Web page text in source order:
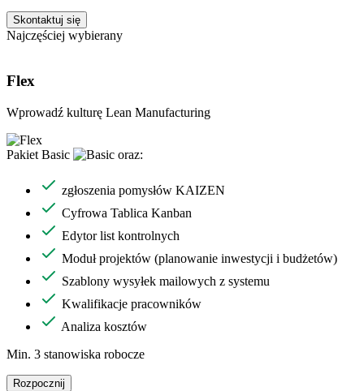
Skontaktuj się
Najczęściej wybierany
Flex
Wprowadź kulturę Lean Manufacturing
Pakiet Basic oraz:
zgłoszenia pomysłów KAIZEN
Cyfrowa Tablica Kanban
Edytor list kontrolnych
Moduł projektów (planowanie inwestycji i budżetów)
Szablony wysyłek mailowych z systemu
Kwalifikacje pracowników
Analiza kosztów
Min. 3 stanowiska robocze
Rozpocznij